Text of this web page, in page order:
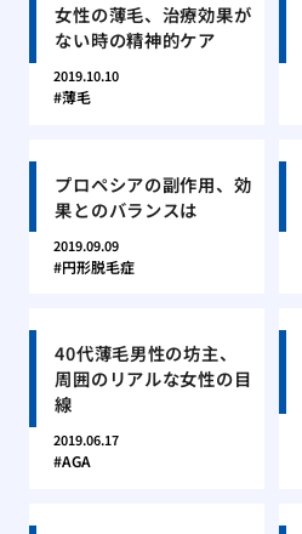
女性の薄毛、治療効果が
ない時の精神的ケア
2019.10.10
薄毛
プロペシアの副作用、効
果とのバランスは
2019.09.09
円形脱毛症
40代薄毛男性の坊主、
周囲のリアルな女性の目
線
2019.06.17
AGA